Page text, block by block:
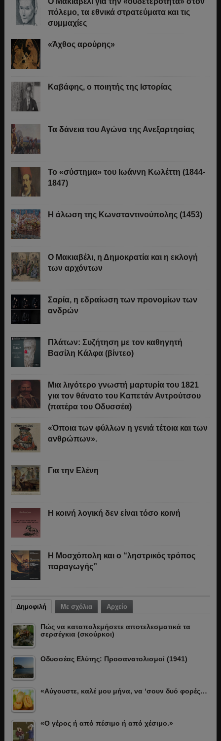
πόλεμο, τα εθνικά στρατεύματα και τις
συμμαχίες
«Άχθος αρούρης»
Καβάφης, ο ποιητής της Ιστορίας
Τα δάνεια του Αγώνα της Ανεξαρτησίας
Το «σύστημα» του Ιωάννη Κωλέττη (1844-
1847)
Η άλωση της Κωνσταντινούπολης (1453)
Ο Μακιαβέλι, η Δημοκρατία και η εκλογή
των αρχόντων
Σαρία, η εδραίωση των προνομίων των
ανδρών
Πλάτων: Συζήτηση με τον καθηγητή
Βασίλη Κάλφα (βίντεο)
Μια λιγότερο γνωστή μαρτυρία του 1821
για τον θάνατο του Καπετάν Αντρούτσου
(πατέρα του Οδυσσέα)
«Όποια των φύλλων η γενιά τέτοια και των
ανθρώπων».
Για την Ελένη
Η κοινή λογική δεν είναι τόσο κοινή
Η Μοσχόπολη και ο “ληστρικός τρόπος
παραγωγής”
Δημοφιλή Με σχόλια Αρχείο
Πώς να καταπολεμήσετε αποτελεσματικά τα
σερσέγκια (σκούρκοι)
Οδυσσέας Ελύτης: Προσανατολισμοί (1941)
«Αύγουστε, καλέ μου μήνα, να ‘σουν δυό φορές…
«Ο γέρος ή από πέσιμο ή από χέσιμο.»